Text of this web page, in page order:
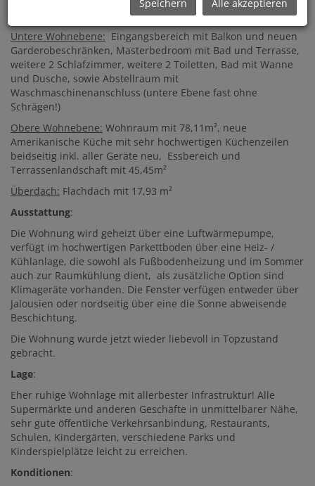
17,93m² (3.Ebene)
Untere Wohnebene: Eingangsbereich mit Balkon und neuen
Garderobeschränken, Masterbedroom mit Bad und Terrasse,
weitere 2 Schlafzimmer, weitere 2 Toiletten, Bad mit Wanne
und Dusche, sowie Abstellraum mit
Waschmaschinenanschluss (untere Ebene fast ohne
Schrägen!)
Obere Wohnebene: Wohnraum mit 78,11m², neue
Amerikanische Küche mit sehr hochwertigen Küchenzeilen
beidseitig inkl. aller Geräte neu, Essbereich und
Terrassenlandschaft mit 45,45m²
Überdach: Flachdach mit 17,93 m²
Ausstattung:
Die Wohnung wird geheizt über eine Luftwärmepumpe,
verfügt im hochwertigen Parkettboden über eine Heiz- /
Kühlanlage, die sowohl als Fußbodenheizung und im Sommer
auch zur Raumkühlung dient, als zusätzliche Option sind
Klimageräte vorhanden. Die Fenster verfügen entweder über
Jalousien oder nordseitig über eine die Sonne abweisende
Beschichtung.
Die Wohnung wurde jetzt wieder liebevoll in Topzustand
gebracht.
Lage:
Eher ruhige Wohnlage mit allerbester Infrastruktur! Alle
Supermärkte und anderen Geschäfte in unmittelbarer Nähe,
sehr gute öffentliche Verkehrsanbindung, Restaurants,
Schulen, Kindergärten, verschiedene Parks und
Kinderspielplätze leicht zu erreichen.
Konditionen:
Speichern Alle akzeptieren